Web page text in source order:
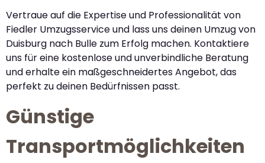
Vertraue auf die Expertise und Professionalität von
Fiedler Umzugsservice und lass uns deinen Umzug von
Duisburg nach Bulle zum Erfolg machen. Kontaktiere
uns für eine kostenlose und unverbindliche Beratung
und erhalte ein maßgeschneidertes Angebot, das
perfekt zu deinen Bedürfnissen passt.
Günstige
Transportmöglichkeiten